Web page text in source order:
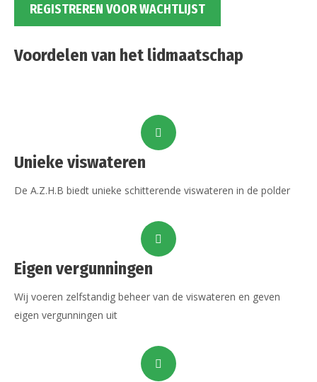
REGISTREREN VOOR WACHTLIJST
Voordelen van het lidmaatschap
Unieke viswateren
De A.Z.H.B biedt unieke schitterende viswateren in de polder
Eigen vergunningen
Wij voeren zelfstandig beheer van de viswateren en geven
eigen vergunningen uit